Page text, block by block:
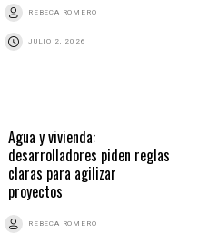
REBECA ROMERO
JULIO 2, 2026
Agua y vivienda:
desarrolladores piden reglas
claras para agilizar
proyectos
REBECA ROMERO